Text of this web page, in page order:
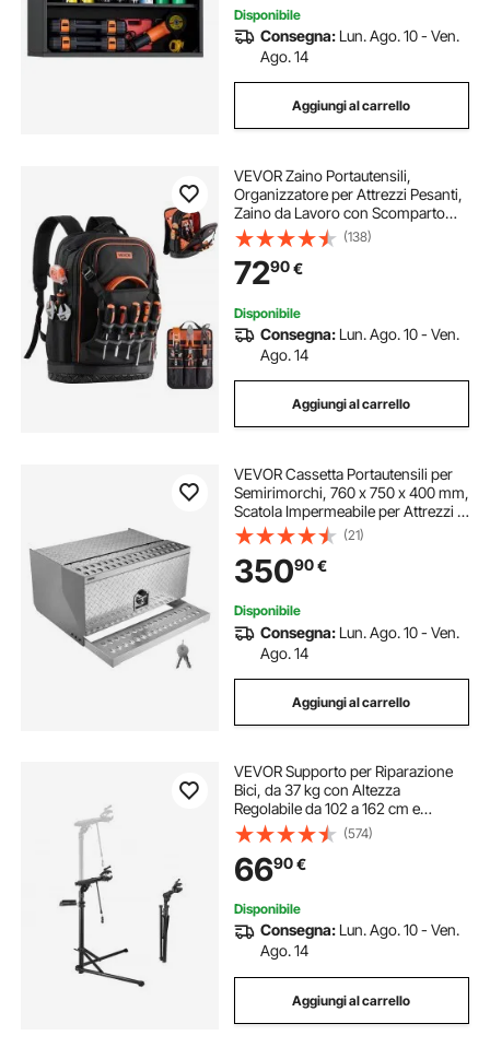
Disponibile
Consegna: Lun. Ago. 10 - Ven.
Ago. 14
Aggiungi al carrello
VEVOR Zaino Portautensili,
Organizzatore per Attrezzi Pesanti,
Zaino da Lavoro con Scomparto
per Laptop e Base Sagomata, Borsa
da Cantiere per Elettricisti,
Riparatori e Tecnici HVAC, 65
Tasche
(138)
7290€
Disponibile
Consegna: Lun. Ago. 10 - Ven.
Ago. 14
Aggiungi al carrello
VEVOR Cassetta Portautensili per
Semirimorchi, 760 x 750 x 400 mm,
Scatola Impermeabile per Attrezzi in
Alluminio con Piastra Diamantata,
con Ingresso Cabina, Serratura a T
e Chiavi per Pianali
(21)
35090€
Disponibile
Consegna: Lun. Ago. 10 - Ven.
Ago. 14
Aggiungi al carrello
VEVOR Supporto per Riparazione
Bici, da 37 kg con Altezza
Regolabile da 102 a 162 cm e
Vassoio Portautensili Magnetico,
Supporto Pieghevole per
Manutenzione Bici, per Meccanici
da Casa
(574)
6690€
Disponibile
Consegna: Lun. Ago. 10 - Ven.
Ago. 14
Aggiungi al carrello